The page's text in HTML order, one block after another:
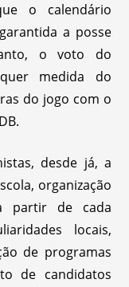
o calendário
a posse
o voto do
medida do
do jogo com o
desde já, a
organização
partir de cada
locais,
de programas
de candidatos